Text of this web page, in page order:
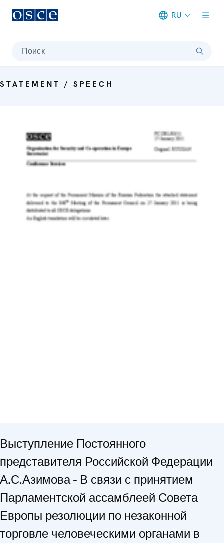
RU
Поиск
STATEMENT / SPEECH
Выступление Постоянного
представителя Российской Федерации
А.С.Азимова - В связи с принятием
Парламентской ассамблеей Совета
Европы резолюции по незаконной
торговле человеческими органами в